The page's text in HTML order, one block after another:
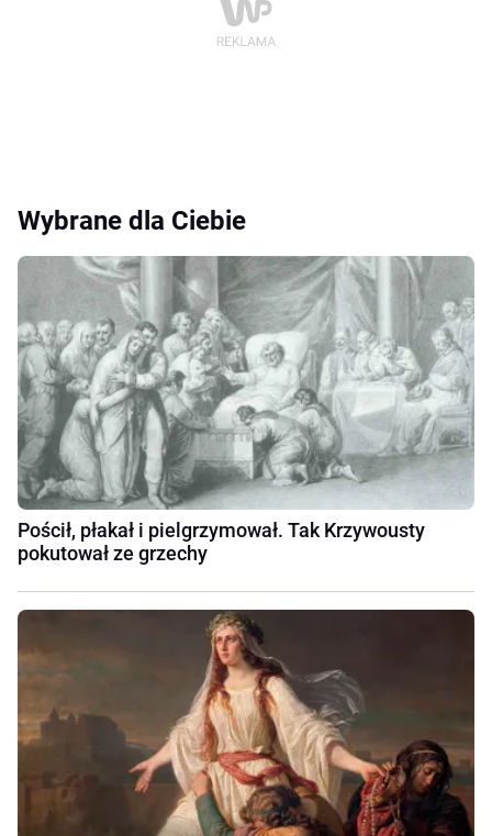
Wybrane dla Ciebie
Pościł, płakał i pielgrzymował. Tak Krzywousty
pokutował ze grzechy